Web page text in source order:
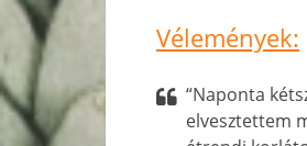
Vélemények:
“Naponta
elvesztettem